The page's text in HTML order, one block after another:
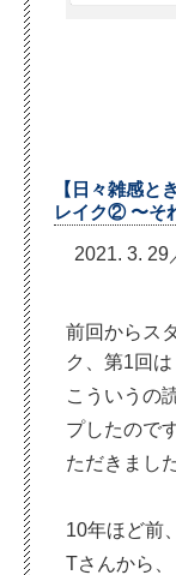
【日々雑感と
レイク② 〜そ
2021. 3. 29
前回からス
ク、第1
こういうの
プしたので
ただきました
10年ほど前
Tさんから、